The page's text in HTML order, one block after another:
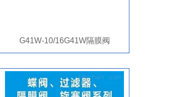
G41W-10/16G41W隔膜阀